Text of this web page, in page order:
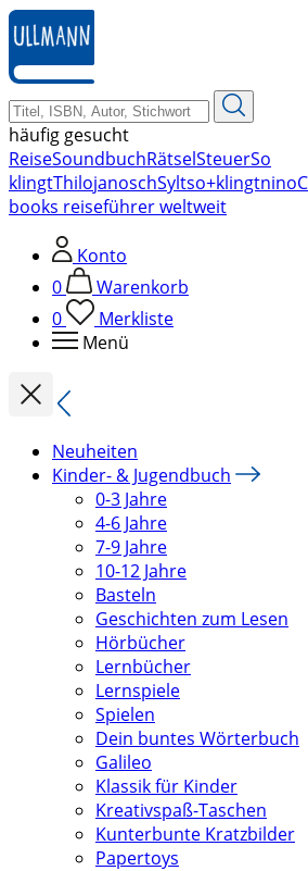
zum
Hauptinhalt
springen
häufig gesucht
ReiseSoundbuchRätselSteuerSo
klingtThilojanoschSyltso+klingtnino
books reiseführer weltweit
Konto
0
Warenkorb
0
Merkliste
Menü
Neuheiten
Kinder- & Jugendbuch
0-3 Jahre
4-6 Jahre
7-9 Jahre
10-12 Jahre
Basteln
Geschichten zum Lesen
Hörbücher
Lernbücher
Lernspiele
Spielen
Dein buntes Wörterbuch
Galileo
Klassik für Kinder
Kreativspaß-Taschen
Kunterbunte Kratzbilder
Papertoys